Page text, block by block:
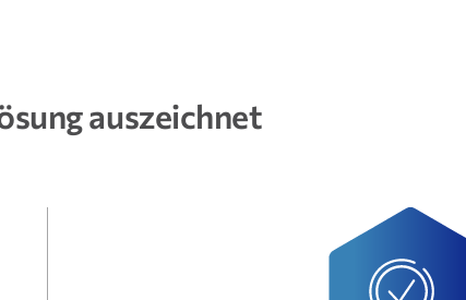
auszeichnet